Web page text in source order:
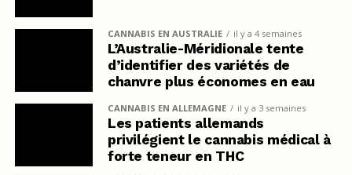
CANNABIS EN AUSTRALIE il y a 4 semaines
L’Australie-Méridionale tente
d’identifier des variétés de
chanvre plus économes en eau
CANNABIS EN ALLEMAGNE il y a 3 semaines
Les patients allemands
privilégient le cannabis médical à
forte teneur en THC